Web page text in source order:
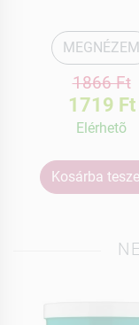
MEGNÉZEM
1866 Ft
1719 Ft
Elérhetõ
Kosárba